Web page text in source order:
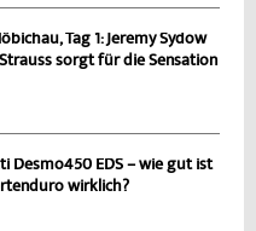
Tag 1: Jeremy Sydow
sorgt für die Sensation
Desmo450 EDS – wie gut ist
wirklich?